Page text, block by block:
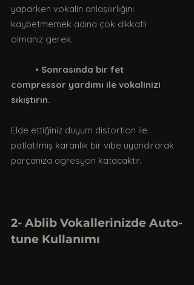
yaparken vokalin anlaşılırlığını
kaybetmemek adına çok dikkatli
olmanız gerek.
	•
Sonrasında bir fet
compressor yardımı ile vokalinizi
sıkıştırın.
Elde ettiğiniz duyum distortion ile
patlatılmış karanlık bir vibe uyandırarak
parçanıza agresyon katacaktır.
2- Ablib Vokallerinizde Auto-
tune Kullanımı